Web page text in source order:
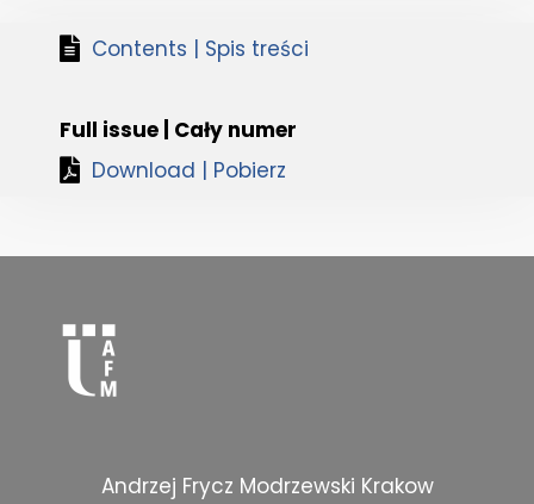
Contents | Spis treści
Full issue | Cały numer
Download | Pobierz
Andrzej Frycz Modrzewski Krakow